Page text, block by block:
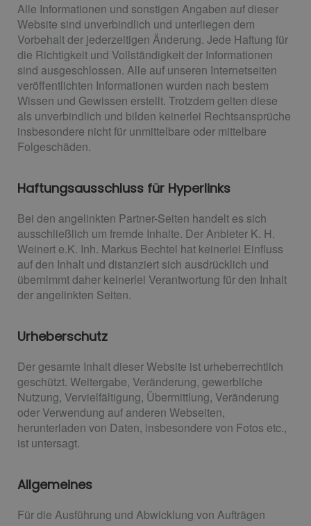
Alle Informationen und sonstigen Angaben auf dieser
Website sind unverbindlich und unterliegen dem
Vorbehalt der jederzeitigen Änderung. Jede Haftung für
die Richtigkeit und Vollständigkeit der Informationen
sind ausgeschlossen. Alle auf unseren Internetseiten
veröffentlichten Informationen wurden nach bestem
Wissen und Gewissen erstellt. Trotzdem gelten diese
als unverbindlich und bilden keinerlei Rechtsansprüche
insbesondere nicht für unmittelbare oder mittelbare
Folgeschäden.
Haftungsausschluss für Hyperlinks
Bei den angelinkten Partner-Seiten handelt es sich
ausschließlich um fremde Inhalte. Der Anbieter K. H.
Weinert e.K. Inh. Markus Bechtel hat keinerlei Einfluss
auf den Inhalt und distanziert sich ausdrücklich und
übernimmt daher keinerlei Verantwortung für den Inhalt
der angelinkten Seiten.
Urheberschutz
Der gesamte Inhalt dieser Website ist urheberrechtlich
geschützt. Weitergabe, Veränderung, gewerbliche
Nutzung, Vervielfältigung, Übermittlung, Veränderung
oder Verwendung auf anderen Webseiten,
herunterladen von Daten, insbesondere von Fotos etc.,
ist untersagt.
Allgemeines
Für die Ausführung und Abwicklung von Aufträgen